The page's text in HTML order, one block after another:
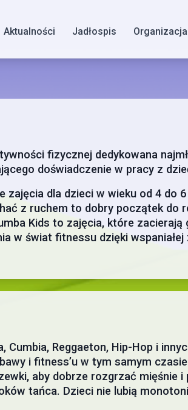
Aktualności Jadłospis
fizycznej dedykowana
doświadczenie w pracy z
dla dzieci w wieku od 4 do
z ruchem to dobry początek do
Kids to zajęcia, które
w świat fitnessu dzięki
Cumbia, Reggaeton, Hip-Hop i
i fitness’u w tym samym
aby dobrze rozgrzać mięśnie
tańca. Dzieci nie lubią